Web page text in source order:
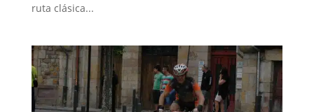
ruta clásica...